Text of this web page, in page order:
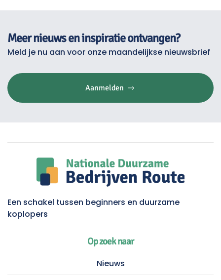
Meer nieuws en inspiratie ontvangen?
Meld je nu aan voor onze maandelijkse nieuwsbrief
Aanmelden
Een schakel tussen beginners en duurzame
koplopers
Op zoek naar
Nieuws